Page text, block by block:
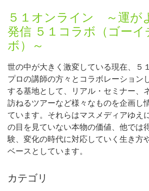
５１オンライン ～運が
発信 ５１コラボ（ゴーイ
ボ）～
世の中が大きく激変している現在、５
プロの講師の方々とコラボレーション
する基地として、リアル・セミナー、
訪ねるツアーなど様々なものを企画し
ています。それらはマスメディアゆえ
の目を見ていない本物の価値、他では
験、変化の時代に対応していく生き方
ベースとしています。
カテゴリ